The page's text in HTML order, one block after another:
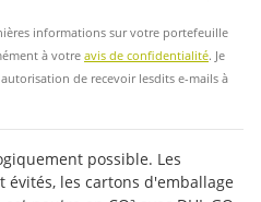
informations sur votre portefeuille
à votre avis de confidentialité. Je
de recevoir lesdits e-mails à
possible. Les
les cartons d'emballage